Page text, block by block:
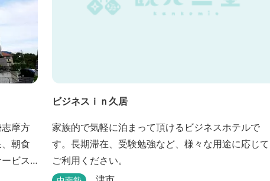
摩方
朝食
ビス
物販
ビジネスｉｎ久居
家族的で気軽に泊まって頂けるビジネスホテルで
す。長期滞在、受験勉強など、様々な用途に応じて
ご利用ください。